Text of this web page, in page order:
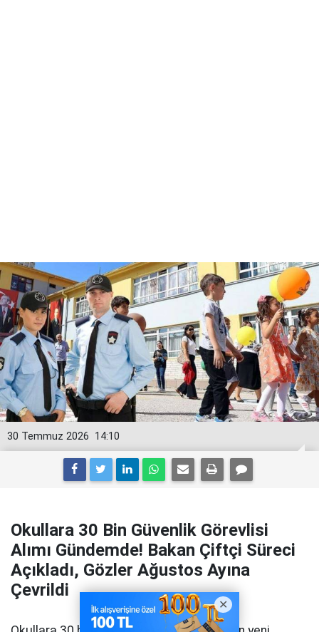
14:10
30 Temmuz 2026
Okullara 30 Bin Güvenlik Görevlisi
Alımı Gündemde! Bakan Çiftçi Süreci
Açıkladı, Gözler Ağustos Ayına
Çevrildi